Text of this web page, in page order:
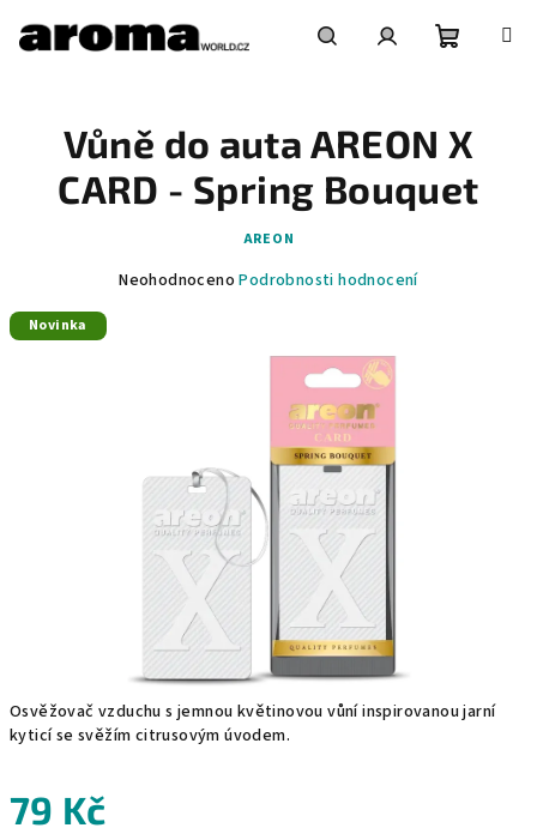
obsah
košík
Osvěžovač vzduchu s jemnou květinovou vůní inspirovanou jarní
kyticí se svěžím citrusovým úvodem.
79 Kč
Vůně do auta AREON X
CARD - Spring Bouquet
AREON
Průměrné
Neohodnoceno Podrobnosti hodnocení
Novinka